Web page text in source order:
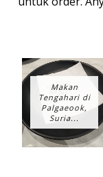
Makan
Tengahari di
Palgaeook,
Suria...